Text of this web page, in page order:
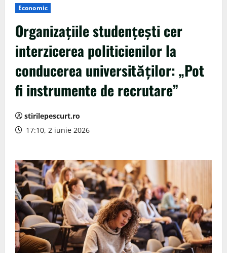
Economic
Organizațiile studențești cer
interzicerea politicienilor la
conducerea universităților: „Pot
fi instrumente de recrutare”
stirilepescurt.ro
17:10, 2 iunie 2026